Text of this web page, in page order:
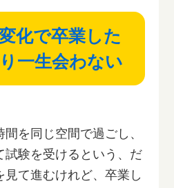
化で卒業した
一生会わない
を同じ空間で過ごし、
試験を受けるという、だ
見て進むけれど、卒業し